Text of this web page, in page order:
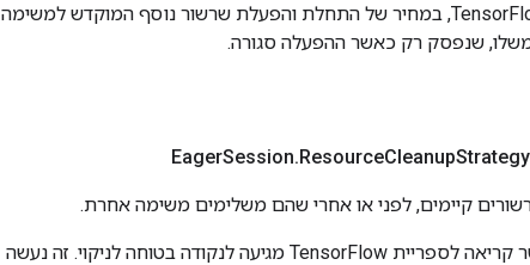
זוהי הגישה האמינה ביותר לניקוי משאבי TensorFlow, במחיר של התחלת והפעלת שרשור נוסף המוקדש למשימה
שנפסק רק כאשר ההפעלה סגורה.
Session.ResourceCleanupStrategy
קיימים, לפני או אחרי שהם משלימים משימה אחרת.
משאבים שאינם בשימוש משתחררים כאשר קריאה לספריית TensorFlow מגיעה לנקודה בטוחה לניקוי. זה נעשה